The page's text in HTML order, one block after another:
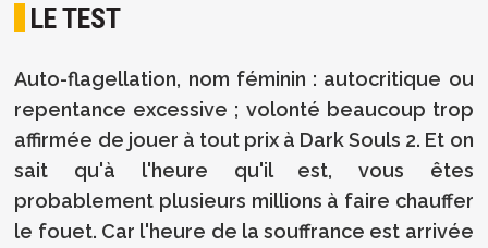
LE TEST
Auto-flagellation, nom féminin : autocritique ou
repentance excessive ; volonté beaucoup trop
affirmée de jouer à tout prix à Dark Souls 2. Et on
sait qu'à l'heure qu'il est, vous êtes
probablement plusieurs millions à faire chauffer
le fouet. Car l'heure de la souffrance est arrivée